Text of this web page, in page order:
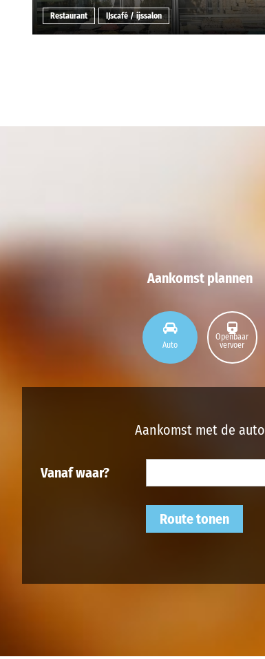
Restaurant IJscafé / ijssalon
Aankomst plannen
Auto
Openbaar
vervoer
Aankomst met de auto
Vanaf waar?
Route tonen